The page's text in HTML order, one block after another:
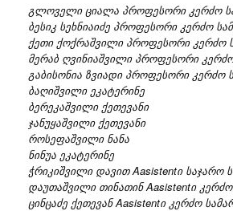
გლოველი ციალა პროფესორი კერძო
ბესიკ სეხნიაიძე პროფესორი კერძო
ქეთი ქოქრაშვილი პროფესორი კერძო
მერაბ ღვინიაშვილი პროფესორი
გაბისონია ზვიადი პროფესორი კერძო
ბაღიშვილი ეკატერინე
ბერეკაშვილი ქეთევანი
ჯანუყაშვილი ქეთევანი
როსეფაშვილი ნანა
ნინუა ეკატერინე
ჭრიკიშვილი დავით Aasistentი საჯარო
დაუთაშვილი თინათინ Aasistentი
ცინცაძე ქეთევან Aasistentი კერძო